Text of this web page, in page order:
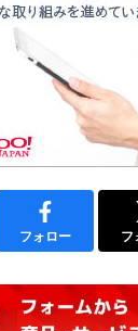
フォロー フ